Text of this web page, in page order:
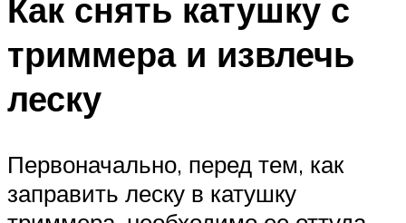
Как снять катушку с
триммера и извлечь
леску
Первоначально, перед тем, как
заправить леску в катушку